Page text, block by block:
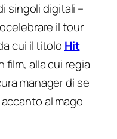
singoli digitali –
il tour
cui il titolo Hit
film, alla cui regia
manager di se
al mago